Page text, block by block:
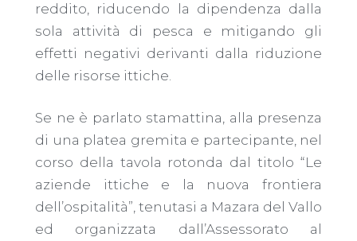
reddito, riducendo la dipendenza dalla
sola attività di pesca e mitigando gli
effetti negativi derivanti dalla riduzione
delle risorse ittiche.
Se ne è parlato stamattina, alla presenza
di una platea gremita e partecipante, nel
corso della tavola rotonda dal titolo “Le
aziende ittiche e la nuova frontiera
dell’ospitalità”, tenutasi a Mazara del Vallo
ed organizzata dall’Assessorato al